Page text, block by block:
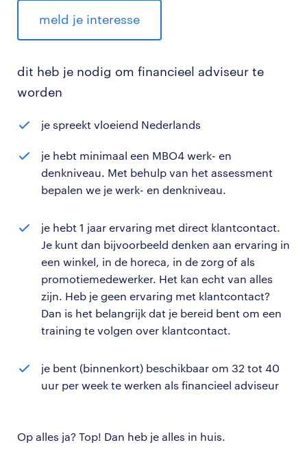
meld je interesse
dit heb je nodig om financieel adviseur te
worden
je spreekt vloeiend Nederlands
je hebt minimaal een MBO4 werk- en
denkniveau. Met behulp van het assessment
bepalen we je werk- en denkniveau.
je hebt 1 jaar ervaring met direct klantcontact.
Je kunt dan bijvoorbeeld denken aan ervaring in
een winkel, in de horeca, in de zorg of als
promotiemedewerker. Het kan echt van alles
zijn. Heb je geen ervaring met klantcontact?
Dan is het belangrijk dat je bereid bent om een
training te volgen over klantcontact.
je bent (binnenkort) beschikbaar om 32 tot 40
uur per week te werken als financieel adviseur
Op alles ja? Top! Dan heb je alles in huis.